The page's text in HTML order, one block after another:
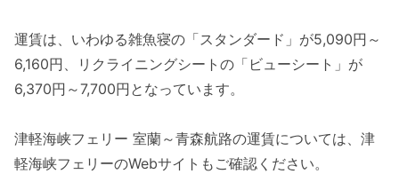
運賃は、いわゆる雑魚寝の「スタンダード」が5,090円～
6,160円、リクライニングシートの「ビューシート」が
6,370円～7,700円となっています。
津軽海峡フェリー 室蘭～青森航路の運賃については、津
軽海峡フェリーのWebサイトもご確認ください。